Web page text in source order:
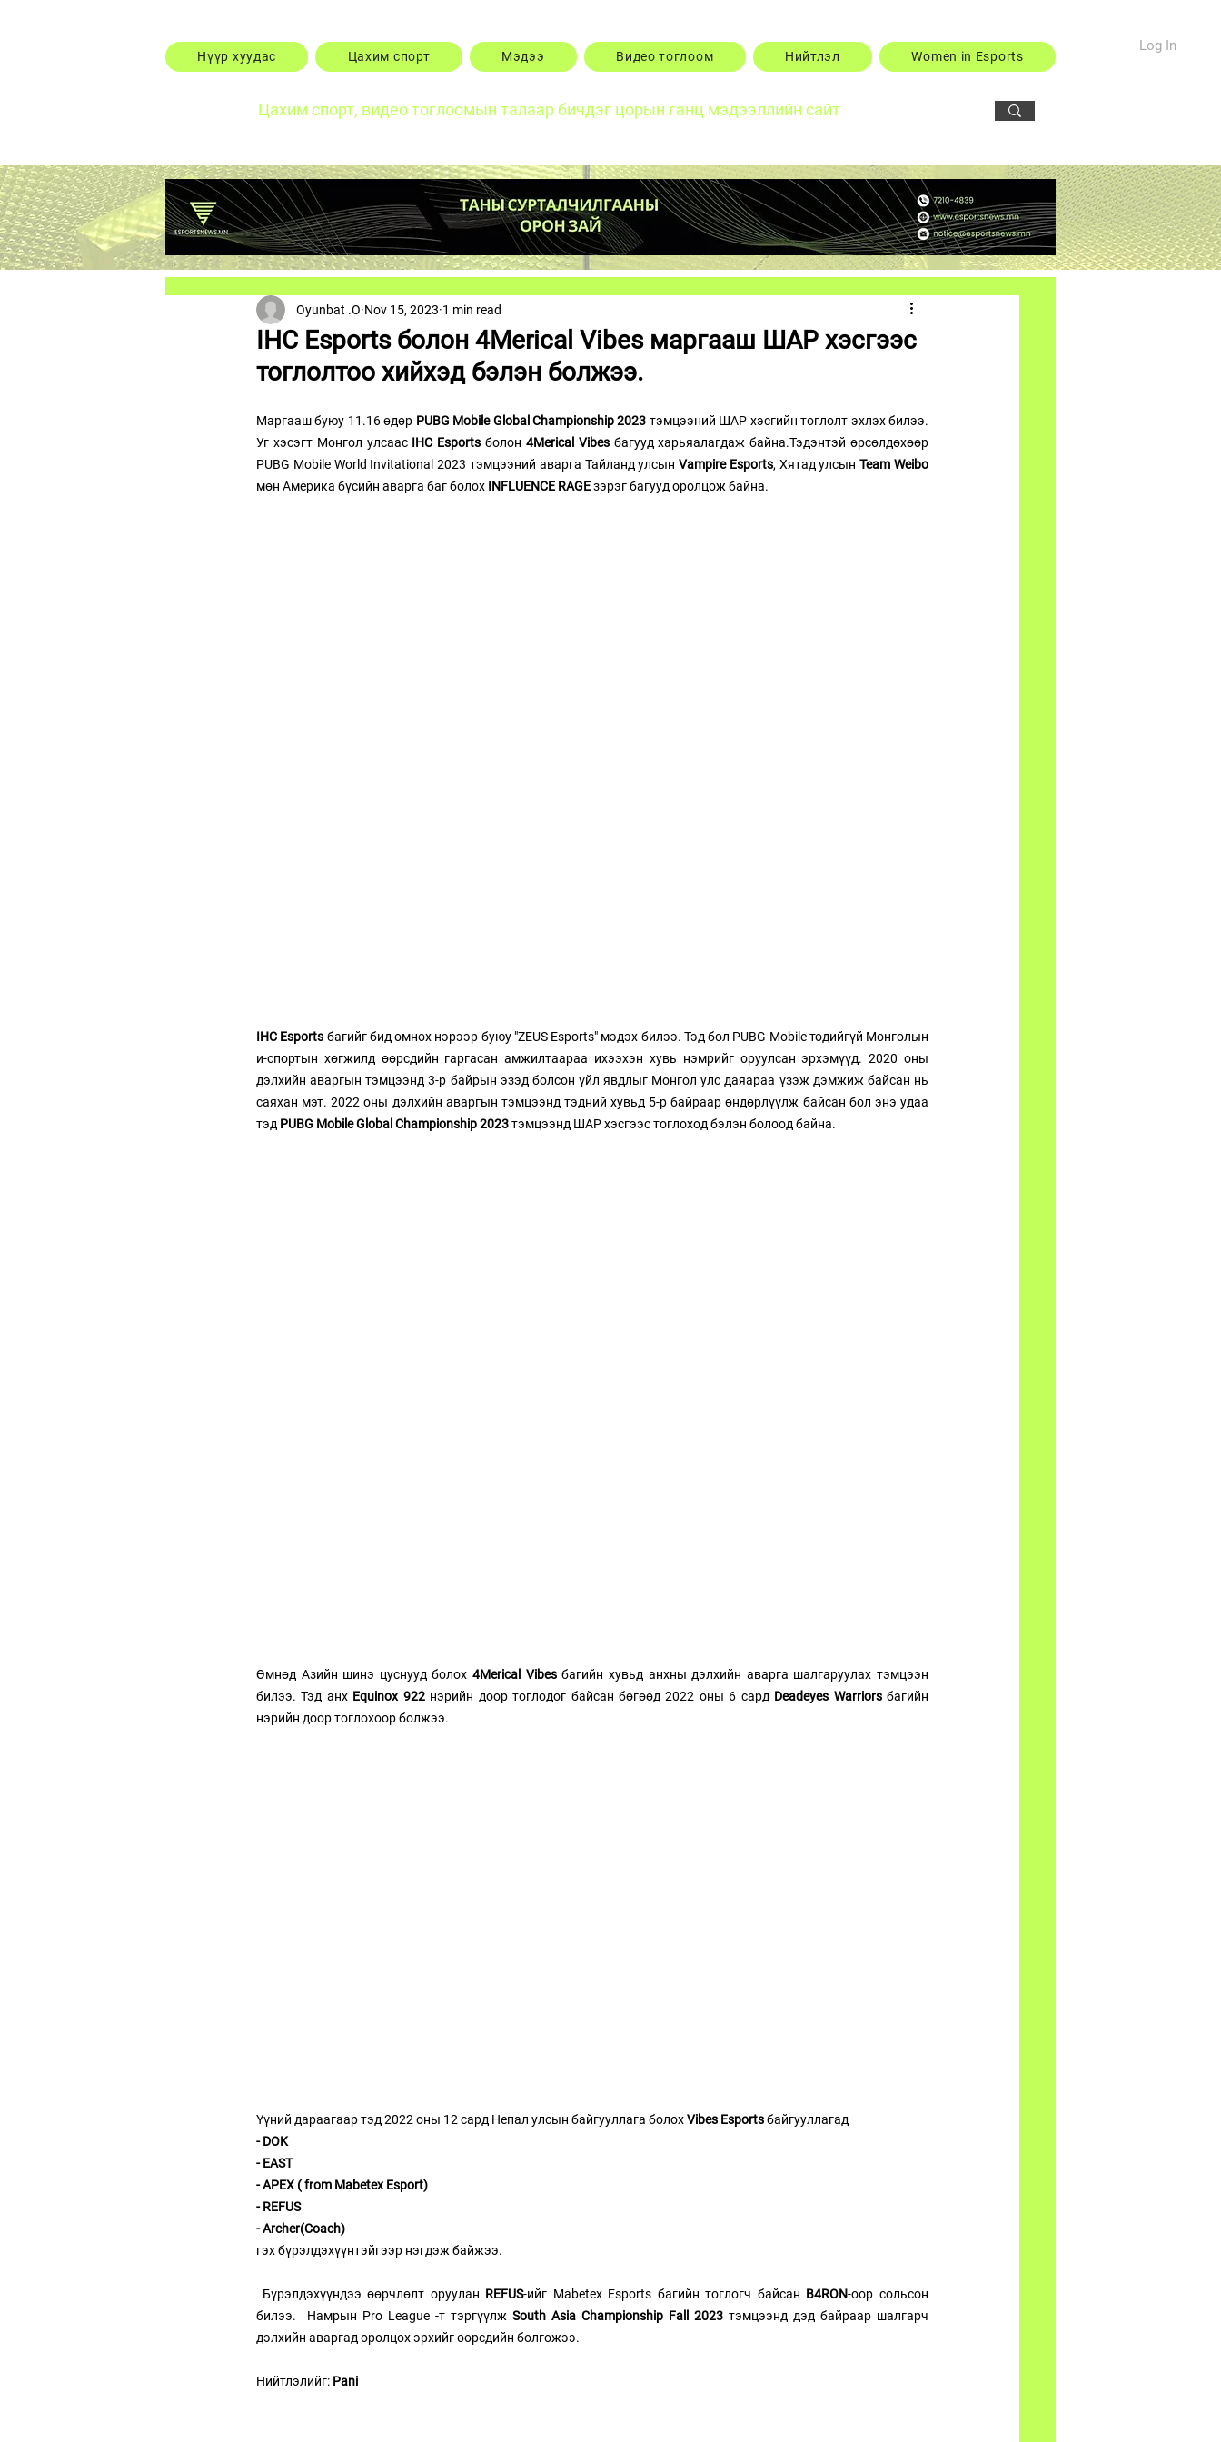
Нүүр хуудас Цахим спорт Мэдээ Видео тоглоом Нийтлэл Women in Esports
Log In
Цахим спорт, видео тоглоомын талаар бичдэг цорын ганц мэдээллийн сайт
IHC Esports болон 4Merical Vibes маргааш ШАР хэсгээс
тоглолтоо хийхэд бэлэн болжээ.
Oyunbat .O Nov 15, 2023 1 min read
Маргааш буюу 11.16 өдөр PUBG Mobile Global Championship 2023 тэмцээний ШАР хэсгийн тоглолт эхлэх билээ.
Уг хэсэгт Монгол улсаас IHC Esports болон 4Merical Vibes багууд харьяалагдаж байна.Тэдэнтэй өрсөлдөхөөр
PUBG Mobile World Invitational 2023 тэмцээний аварга Тайланд улсын Vampire Esports, Хятад улсын Team Weibo
мөн Америка бүсийн аварга баг болох INFLUENCE RAGE зэрэг багууд оролцож байна.
IHC Esports багийг бид өмнөх нэрээр буюу "ZEUS Esports" мэдэх билээ. Тэд бол PUBG Mobile төдийгүй Монголын
и-спортын хөгжилд өөрсдийн гаргасан амжилтаараа ихээхэн хувь нэмрийг оруулсан эрхэмүүд. 2020 оны
дэлхийн аваргын тэмцээнд 3-р байрын эзэд болсон үйл явдлыг Монгол улс даяараа үзэж дэмжиж байсан нь
саяхан мэт. 2022 оны дэлхийн аваргын тэмцээнд тэдний хувьд 5-р байраар өндөрлүүлж байсан бол энэ удаа
тэд PUBG Mobile Global Championship 2023 тэмцээнд ШАР хэсгээс тоглоход бэлэн болоод байна.
Өмнөд Азийн шинэ цуснууд болох 4Merical Vibes багийн хувьд анхны дэлхийн аварга шалгаруулах тэмцээн
билээ. Тэд анх Equinox 922 нэрийн доор тоглодог байсан бөгөөд 2022 оны 6 сард Deadeyes Warriors багийн
нэрийн доор тоглохоор болжээ.
Үүний дараагаар тэд 2022 оны 12 сард Непал улсын байгууллага болох Vibes Esports байгууллагад
- DOK
- EAST
- APEX ( from Mabetex Esport)
- REFUS
- Archer(Coach)
гэх бүрэлдэхүүнтэйгээр нэгдэж байжээ.
Бүрэлдэхүүндээ өөрчлөлт оруулан REFUS-ийг Mabetex Esports багийн тоглогч байсан B4RON-оор сольсон
билээ.  Намрын Pro League -т тэргүүлж South Asia Championship Fall 2023 тэмцээнд дэд байраар шалгарч
дэлхийн аваргад оролцох эрхийг өөрсдийн болгожээ.
Нийтлэлийг: Pani